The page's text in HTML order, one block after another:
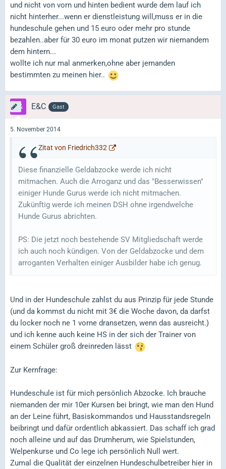
und nicht von vorn und hinten bedient wurde dem lauf ich
nicht hinterher...wenn er dienstleistung will,muss er in die
hundeschule gehen und 15 euro oder mehr pro stunde
bezahlen..aber für 30 euro im monat putzen wir niemandem
dem hintern...
wollte ich nur mal anmerken,ohne aber jemanden
bestimmten zu meinen hier..
E&C Gast
5. November 2014
Zitat von Friedrich332
Diese finanzielle Geldabzocke werde ich nicht
mitmachen. Auch die Arroganz und das "Besserwissen"
einiger Hunde Gurus werde ich nicht mitmachen.
Zukünftig werde ich meinen DSH ohne irgendwelche
Hunde Gurus abrichten.
PS: Die jetzt noch bestehende SV Mitgliedschaft werde
ich auch noch kündigen. Von der Geldabzocke und dem
arroganten Verhalten einiger Ausbilder habe ich genug.
Und in der Hundeschule zahlst du aus Prinzip für jede Stunde
(und da kommst du nicht mit 3€ die Woche davon, da darfst
du locker noch ne 1 vorne dransetzen, wenn das ausreicht.)
und ich kenne auch keine HS in der sich der Trainer von
einem Schüler groß dreinreden lässt
Zur Kernfrage:
Hundeschule ist für mich persönlich Abzocke. Ich brauche
niemanden der mir 10er Kursen bei bringt, wie man den Hund
an der Leine führt, Basiskommandos und Hausstandsregeln
beibringt und dafür ordentlich abkassiert. Das schaff ich grad
noch alleine und auf das Drumherum, wie Spielstunden,
Welpenkurse und Co lege ich persönlich Null wert.
Zumal die Qualität der einzelnen Hundeschulbetreiber hier in